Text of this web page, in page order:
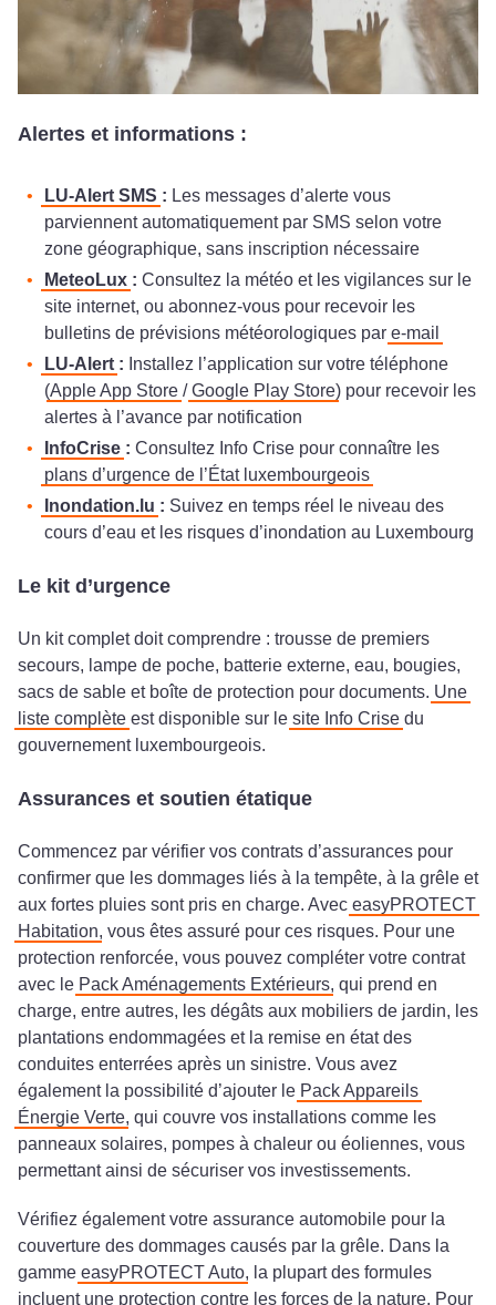
Alertes et informations :
LU-Alert SMS : Les messages d’alerte vous
parviennent automatiquement par SMS selon votre
zone géographique, sans inscription nécessaire
MeteoLux : Consultez la météo et les vigilances sur le
site internet, ou abonnez-vous pour recevoir les
bulletins de prévisions météorologiques par e-mail
LU-Alert : Installez l’application sur votre téléphone
(Apple App Store /Google Play Store) pour recevoir les
alertes à l’avance par notification
InfoCrise : Consultez Info Crise pour connaître les
plans d’urgence de l’État luxembourgeois
Inondation.lu : Suivez en temps réel le niveau des
cours d’eau et les risques d’inondation au Luxembourg
Le kit d’urgence
Un kit complet doit comprendre : trousse de premiers
secours, lampe de poche, batterie externe, eau, bougies,
sacs de sable et boîte de protection pour documents. Une
liste complète est disponible sur le site Info Crise du
gouvernement luxembourgeois.
Assurances et soutien étatique
Commencez par vérifier vos contrats d’assurances pour
confirmer que les dommages liés à la tempête, à la grêle et
aux fortes pluies sont pris en charge. Avec easyPROTECT
Habitation, vous êtes assuré pour ces risques. Pour une
protection renforcée, vous pouvez compléter votre contrat
avec le Pack Aménagements Extérieurs, qui prend en
charge, entre autres, les dégâts aux mobiliers de jardin, les
plantations endommagées et la remise en état des
conduites enterrées après un sinistre. Vous avez
également la possibilité d’ajouter le Pack Appareils
Énergie Verte, qui couvre vos installations comme les
panneaux solaires, pompes à chaleur ou éoliennes, vous
permettant ainsi de sécuriser vos investissements.
Vérifiez également votre assurance automobile pour la
couverture des dommages causés par la grêle. Dans la
gamme easyPROTECT Auto, la plupart des formules
incluent une protection contre les forces de la nature. Pour